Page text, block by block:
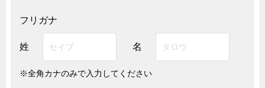
フリガナ
姓 名
※全角カナのみで入力してください